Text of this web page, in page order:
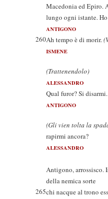
Macedonia ed Epiro.
lungo ogni istante.
ANTIGONO
260Ah tempo è di morir.
ISMENE
Padre,
(Trattenendolo)
ALESSANDRO
Qual furor? Si disarmi.
ANTIGONO
E vuoi
(Gli vien tolta la
rapirmi ancora?
ALESSANDRO
Io de'
Antigono, arrossisco.
della nemica sorte
265chi nacque al trono